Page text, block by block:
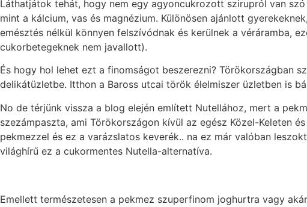
Láthatjátok tehát, hogy nem egy agyoncukrozott szirupról van
mint a kálcium, vas és magnézium. Különösen ajánlott
emésztés nélkül könnyen felszívódnak és kerülnek a véráramba,
cukorbetegeknek nem javallott).
És hogy hol lehet ezt a finomságot beszerezni? Törökországban
delikátüzletbe. Itthon a Baross utcai török élelmiszer üzletben is
No de térjünk vissza a blog elején említett Nutellához, mert a
szezámpaszta, ami Törökországon kívül az egész Közel-Keleten
pekmezzel és ez a varázslatos keverék.. na ez már valóban
világhírű ez a cukormentes Nutella-alternatíva.
Emellett természetesen a pekmez szuperfinom joghurtra vagy